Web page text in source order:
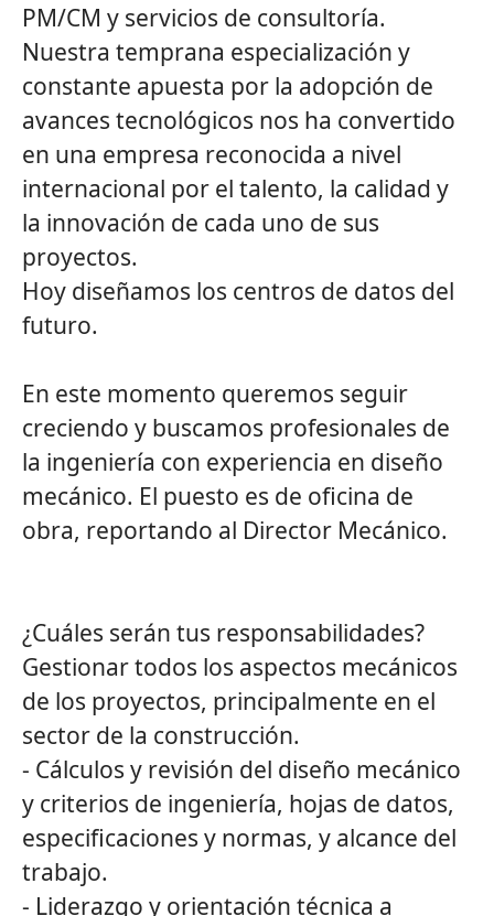
PM/CM y servicios de consultoría.
Nuestra temprana especialización y
constante apuesta por la adopción de
avances tecnológicos nos ha convertido
en una empresa reconocida a nivel
internacional por el talento, la calidad y
la innovación de cada uno de sus
proyectos.
Hoy diseñamos los centros de datos del
futuro.
En este momento queremos seguir
creciendo y buscamos profesionales de
la ingeniería con experiencia en diseño
mecánico. El puesto es de oficina de
obra, reportando al Director Mecánico.
¿Cuáles serán tus responsabilidades?
Gestionar todos los aspectos mecánicos
de los proyectos, principalmente en el
sector de la construcción.
- Cálculos y revisión del diseño mecánico
y criterios de ingeniería, hojas de datos,
especificaciones y normas, y alcance del
trabajo.
- Liderazgo y orientación técnica a